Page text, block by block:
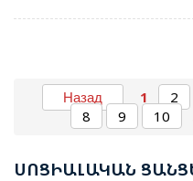
Назад 1 2
8
9 10
ՍՈՑԻԱԼԱԿԱՆ
ՆԱԽԱԳԱՀ ՎԱՀԱԳՆ
ՄԱՍԻՆ ՀՐԱՄԱՆԱԳԻՐԸ